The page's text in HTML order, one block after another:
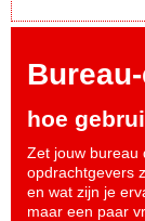
hoe
Zet jouw bureau
opdrachtgevers
en wat zijn je
maar een paar